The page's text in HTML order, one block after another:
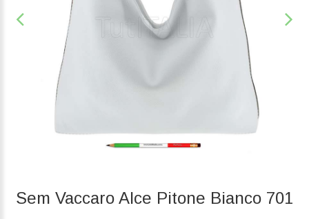
Sem Vaccaro Alce Pitone Bianco 701